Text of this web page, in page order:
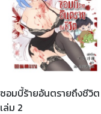
ซอมบี้ร้ายอันตรายถึงชีวิต
เล่ม 2